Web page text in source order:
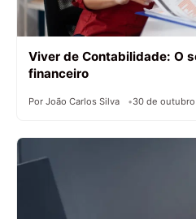
Viver de Contabilidade: O
financeiro
Por João Carlos Silva 30 de